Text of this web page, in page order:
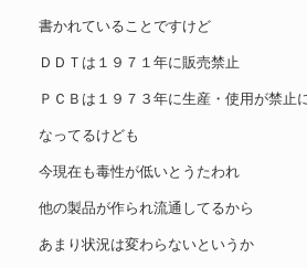
書かれていることですけど
ＤＤＴは１９７１年に販売禁止
ＰＣＢは１９７３年に生産・使用が禁止
なってるけども
今現在も毒性が低いとうたわれ
他の製品が作られ流通してるから
あまり状況は変わらないというか